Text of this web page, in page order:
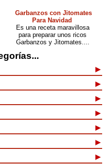
Garbanzos con Jitomates
Para Navidad
Es una receta maravillosa
para preparar unos ricos
Garbanzos y Jitomates....